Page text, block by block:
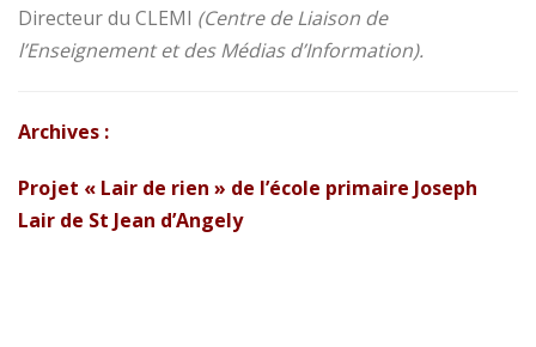
Directeur du CLEMI (Centre de Liaison de
l’Enseignement et des Médias d’Information).
Archives :
Projet « Lair de rien » de l’école primaire Joseph
Lair de St Jean d’Angely